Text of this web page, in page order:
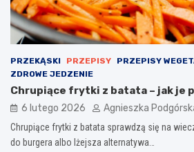
PRZEKĄSKI PRZEPISY
PRZEPISY
ZDROWE JEDZENIE
Chrupiące frytki z batata – jak je
6 lutego 2026 Agnieszka
Chrupiące frytki z batata sprawdzą się na
do burgera albo lżejsza alternatywa…